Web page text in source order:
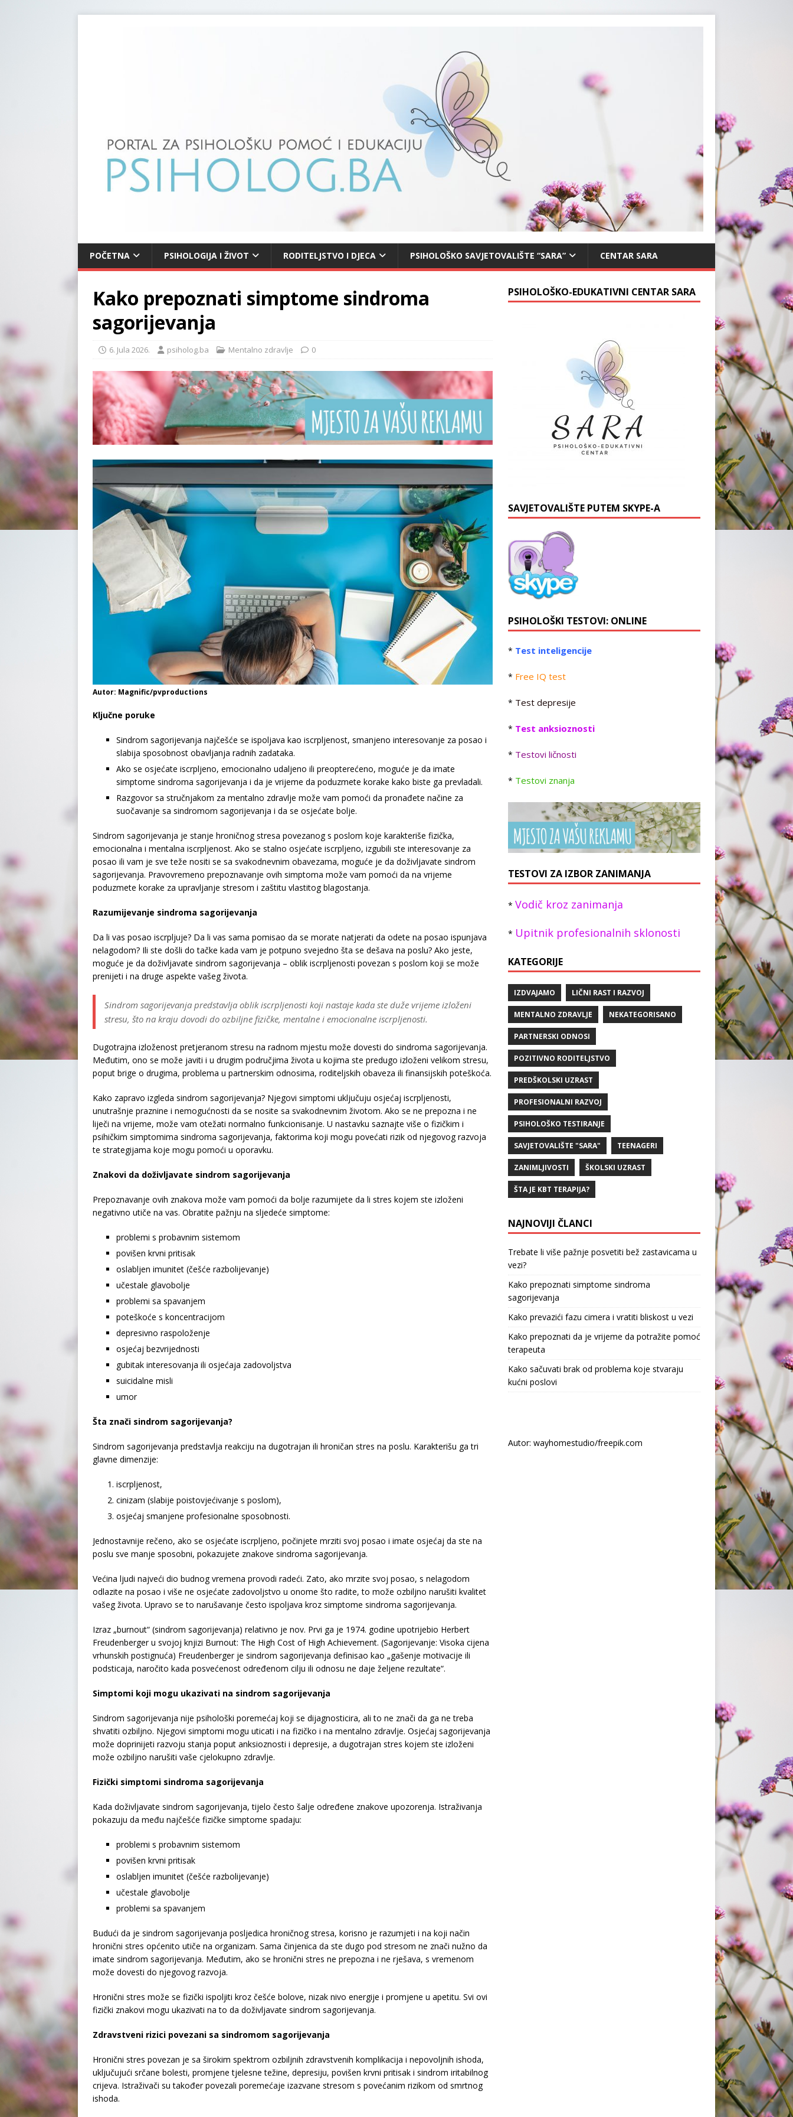
POČETNA PSIHOLOGIJA I ŽIVOT RODITELJSTVO I DJECA PSIHOLOŠKO SAVJETOVALIŠTE “SARA” CENTAR SARA
Kako prepoznati simptome sindroma
sagorijevanja
6. Jula 2026. psiholog.ba Mentalno zdravlje 0
Autor: Magnific/pvproductions
Ključne poruke
Sindrom sagorijevanja najčešće se ispoljava kao iscrpljenost, smanjeno interesovanje za posao i
slabija sposobnost obavljanja radnih zadataka.
Ako se osjećate iscrpljeno, emocionalno udaljeno ili preopterećeno, moguće je da imate
simptome sindroma sagorijevanja i da je vrijeme da poduzmete korake kako biste ga prevladali.
Razgovor sa stručnjakom za mentalno zdravlje može vam pomoći da pronađete načine za
suočavanje sa sindromom sagorijevanja i da se osjećate bolje.
Sindrom sagorijevanja je stanje hroničnog stresa povezanog s poslom koje karakteriše fizička,
emocionalna i mentalna iscrpljenost. Ako se stalno osjećate iscrpljeno, izgubili ste interesovanje za
posao ili vam je sve teže nositi se sa svakodnevnim obavezama, moguće je da doživljavate sindrom
sagorijevanja. Pravovremeno prepoznavanje ovih simptoma može vam pomoći da na vrijeme
poduzmete korake za upravljanje stresom i zaštitu vlastitog blagostanja.
Razumijevanje sindroma sagorijevanja
Da li vas posao iscrpljuje? Da li vas sama pomisao da se morate natjerati da odete na posao ispunjava
nelagodom? Ili ste došli do tačke kada vam je potpuno svejedno šta se dešava na poslu? Ako jeste,
moguće je da doživljavate sindrom sagorijevanja – oblik iscrpljenosti povezan s poslom koji se može
prenijeti i na druge aspekte vašeg života.
Sindrom sagorijevanja predstavlja oblik iscrpljenosti koji nastaje kada ste duže vrijeme izloženi
stresu, što na kraju dovodi do ozbiljne fizičke, mentalne i emocionalne iscrpljenosti.
Dugotrajna izloženost pretjeranom stresu na radnom mjestu može dovesti do sindroma sagorijevanja.
Međutim, ono se može javiti i u drugim područjima života u kojima ste predugo izloženi velikom stresu,
poput brige o drugima, problema u partnerskim odnosima, roditeljskih obaveza ili finansijskih poteškoća.
Kako zapravo izgleda sindrom sagorijevanja? Njegovi simptomi uključuju osjećaj iscrpljenosti,
unutrašnje praznine i nemogućnosti da se nosite sa svakodnevnim životom. Ako se ne prepozna i ne
liječi na vrijeme, može vam otežati normalno funkcionisanje. U nastavku saznajte više o fizičkim i
psihičkim simptomima sindroma sagorijevanja, faktorima koji mogu povećati rizik od njegovog razvoja
te strategijama koje mogu pomoći u oporavku.
Znakovi da doživljavate sindrom sagorijevanja
Prepoznavanje ovih znakova može vam pomoći da bolje razumijete da li stres kojem ste izloženi
negativno utiče na vas. Obratite pažnju na sljedeće simptome:
problemi s probavnim sistemom
povišen krvni pritisak
oslabljen imunitet (češće razbolijevanje)
učestale glavobolje
problemi sa spavanjem
poteškoće s koncentracijom
depresivno raspoloženje
osjećaj bezvrijednosti
gubitak interesovanja ili osjećaja zadovoljstva
suicidalne misli
umor
Šta znači sindrom sagorijevanja?
Sindrom sagorijevanja predstavlja reakciju na dugotrajan ili hroničan stres na poslu. Karakterišu ga tri
glavne dimenzije:
iscrpljenost,
cinizam (slabije poistovjećivanje s poslom),
osjećaj smanjene profesionalne sposobnosti.
Jednostavnije rečeno, ako se osjećate iscrpljeno, počinjete mrziti svoj posao i imate osjećaj da ste na
poslu sve manje sposobni, pokazujete znakove sindroma sagorijevanja.
Većina ljudi najveći dio budnog vremena provodi radeći. Zato, ako mrzite svoj posao, s nelagodom
odlazite na posao i više ne osjećate zadovoljstvo u onome što radite, to može ozbiljno narušiti kvalitet
vašeg života. Upravo se to narušavanje često ispoljava kroz simptome sindroma sagorijevanja.
Izraz „burnout“ (sindrom sagorijevanja) relativno je nov. Prvi ga je 1974. godine upotrijebio Herbert
Freudenberger u svojoj knjizi Burnout: The High Cost of High Achievement. (Sagorijevanje: Visoka cijena
vrhunskih postignuća) Freudenberger je sindrom sagorijevanja definisao kao „gašenje motivacije ili
podsticaja, naročito kada posvećenost određenom cilju ili odnosu ne daje željene rezultate“.
Simptomi koji mogu ukazivati na sindrom sagorijevanja
Sindrom sagorijevanja nije psihološki poremećaj koji se dijagnosticira, ali to ne znači da ga ne treba
shvatiti ozbiljno. Njegovi simptomi mogu uticati i na fizičko i na mentalno zdravlje. Osjećaj sagorijevanja
može doprinijeti razvoju stanja poput anksioznosti i depresije, a dugotrajan stres kojem ste izloženi
može ozbiljno narušiti vaše cjelokupno zdravlje.
Fizički simptomi sindroma sagorijevanja
Kada doživljavate sindrom sagorijevanja, tijelo često šalje određene znakove upozorenja. Istraživanja
pokazuju da među najčešće fizičke simptome spadaju:
problemi s probavnim sistemom
povišen krvni pritisak
oslabljen imunitet (češće razbolijevanje)
učestale glavobolje
problemi sa spavanjem
Budući da je sindrom sagorijevanja posljedica hroničnog stresa, korisno je razumjeti i na koji način
hronični stres općenito utiče na organizam. Sama činjenica da ste dugo pod stresom ne znači nužno da
imate sindrom sagorijevanja. Međutim, ako se hronični stres ne prepozna i ne rješava, s vremenom
može dovesti do njegovog razvoja.
Hronični stres može se fizički ispoljiti kroz češće bolove, nizak nivo energije i promjene u apetitu. Svi ovi
fizički znakovi mogu ukazivati na to da doživljavate sindrom sagorijevanja.
Zdravstveni rizici povezani sa sindromom sagorijevanja
Hronični stres povezan je sa širokim spektrom ozbiljnih zdravstvenih komplikacija i nepovoljnih ishoda,
uključujući srčane bolesti, promjene tjelesne težine, depresiju, povišen krvni pritisak i sindrom iritabilnog
crijeva. Istraživači su također povezali poremećaje izazvane stresom s povećanim rizikom od smrtnog
ishoda.
PSIHOLOŠKO-EDUKATIVNI CENTAR SARA
SAVJETOVALIŠTE PUTEM SKYPE-A
PSIHOLOŠKI TESTOVI: ONLINE
* Test inteligencije
* Free IQ test
* Test depresije
* Test anksioznosti
* Testovi ličnosti
* Testovi znanja
TESTOVI ZA IZBOR ZANIMANJA
* Vodič kroz zanimanja
* Upitnik profesionalnih sklonosti
KATEGORIJE
IZDVAJAMO LIČNI RAST I RAZVOJ
MENTALNO ZDRAVLJE NEKATEGORISANO
PARTNERSKI ODNOSI
POZITIVNO RODITELJSTVO
PREDŠKOLSKI UZRAST
PROFESIONALNI RAZVOJ
PSIHOLOŠKO TESTIRANJE
SAVJETOVALIŠTE "SARA" TEENAGERI
ZANIMLJIVOSTI ŠKOLSKI UZRAST
ŠTA JE KBT TERAPIJA?
NAJNOVIJI ČLANCI
Trebate li više pažnje posvetiti bež zastavicama u
vezi?
Kako prepoznati simptome sindroma
sagorijevanja
Kako prevazići fazu cimera i vratiti bliskost u vezi
Kako prepoznati da je vrijeme da potražite pomoć
terapeuta
Kako sačuvati brak od problema koje stvaraju
kućni poslovi
Autor: wayhomestudio/freepik.com